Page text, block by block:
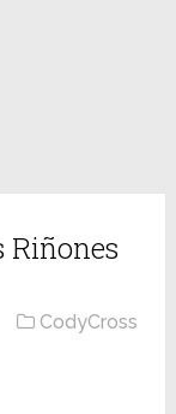
Riñones
CodyCross